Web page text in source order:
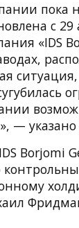
пока
с 29
«IDS
—
Borjomi